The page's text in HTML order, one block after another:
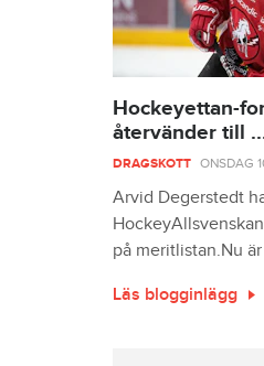
Hockeyettan-
återvänder till
DRAGSKOTT ONSDAG
Arvid Degerstedt
på meritlistan.Nu
Läs blogginlägg